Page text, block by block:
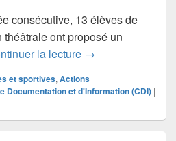
consécutive, 13 élèves de
théâtrale ont proposé un
la lecture Atelier
→
et sportives,Actions
Documentation et d'Information (CDI) |